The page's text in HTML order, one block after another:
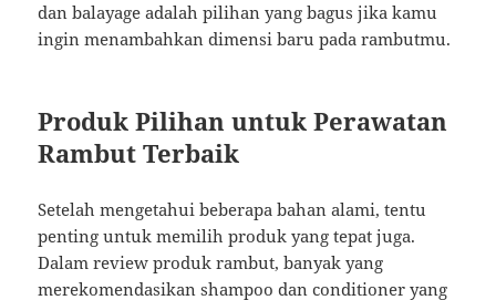
dan balayage adalah pilihan yang bagus jika kamu
ingin menambahkan dimensi baru pada rambutmu.
Produk Pilihan untuk Perawatan
Rambut Terbaik
Setelah mengetahui beberapa bahan alami, tentu
penting untuk memilih produk yang tepat juga.
Dalam review produk rambut, banyak yang
merekomendasikan shampoo dan conditioner yang